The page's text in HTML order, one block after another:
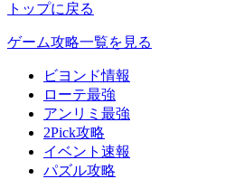
トップに戻る
ゲーム攻略一覧を見る
ビヨンド情報
ローテ最強
アンリミ最強
2Pick攻略
イベント速報
パズル攻略